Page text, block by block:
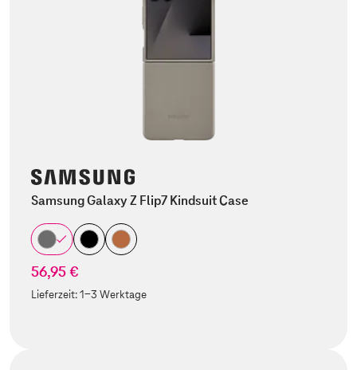
Samsung Galaxy Z Flip7 Kindsuit Case
56,95 €
Lieferzeit:1-3 Werktage